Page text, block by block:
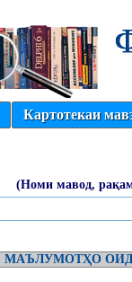
Картотекаи
(Номи мавод,
МАЪЛУМОТҲО